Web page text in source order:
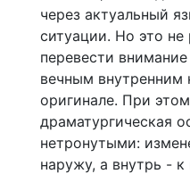
через актуальный
ситуации. Но это
перевести
вечным внутренним
оригинале. При
драматургическая
нетронутыми:
наружу, а внутрь - к